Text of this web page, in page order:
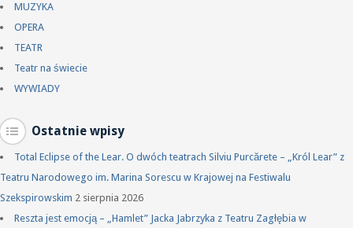
MUZYKA
OPERA
TEATR
Teatr na świecie
WYWIADY
Ostatnie wpisy
Total Eclipse of the Lear. O dwóch teatrach Silviu Purcărete – „Król Lear” z
Teatru Narodowego im. Marina Sorescu w Krajowej na Festiwalu
Szekspirowskim 2 sierpnia 2026
Reszta jest emocją – „Hamlet” Jacka Jabrzyka z Teatru Zagłębia w